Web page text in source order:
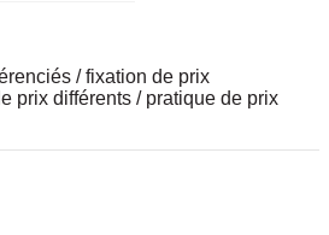
/ fixation de prix
prix différents / pratique de prix